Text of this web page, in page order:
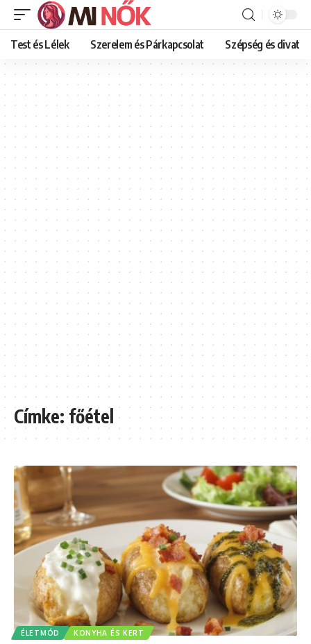
Test és Lélek Szerelem és Párkapcsolat Szépség és divat
Címke:főétel
ÉLETMÓD KONYHA ÉS KERT